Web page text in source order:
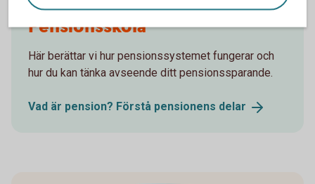
Pensionsskola
Här berättar vi hur pensionssystemet fungerar och
hur du kan tänka avseende ditt pensionssparande.
Vad är pension? Förstå pensionens delar